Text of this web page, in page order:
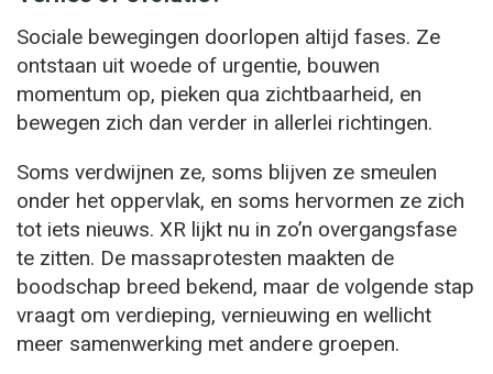
Sociale bewegingen doorlopen altijd fases. Ze
ontstaan uit woede of urgentie, bouwen
momentum op, pieken qua zichtbaarheid, en
bewegen zich dan verder in allerlei richtingen.
Soms verdwijnen ze, soms blijven ze smeulen
onder het oppervlak, en soms hervormen ze zich
tot iets nieuws. XR lijkt nu in zo’n overgangsfase
te zitten. De massaprotesten maakten de
boodschap breed bekend, maar de volgende stap
vraagt om verdieping, vernieuwing en wellicht
meer samenwerking met andere groepen.